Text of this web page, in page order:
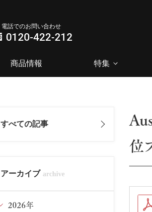
電話でのお問い合わせ
0120-422-212
商品情報 特集
位
すべての記事
アーカイブ
2026年